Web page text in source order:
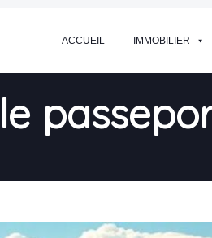
ACCUEIL IMMOBILIER